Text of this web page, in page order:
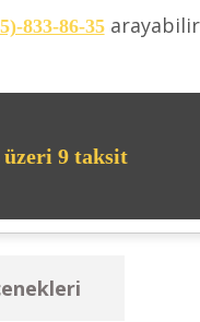
833-86-35arayabilir
üzeri 9 taksit